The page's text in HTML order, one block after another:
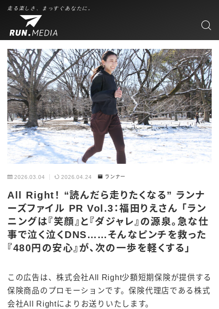
走る楽しさ、まっすぐあなたに。
2026.03.04 2026.04.24 ランナー
All Right！ “読んだら走りたくなる” ランナ
ーズファイル PR Vol.3：福田りえさん 「ラン
ニングは『笑顔』と『ダジャレ』の源泉。急な仕
事で泣く泣くDNS……そんなピンチを救った
『480円の安心』が、次の一歩を軽くする」
この広告は、株式会社All Right少額短期保険が提供する
保険商品のプロモーションです。保険代理店である株式
会社All Rightによりお送りいたします。